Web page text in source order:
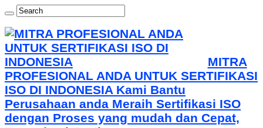
MITRA
PROFESIONAL ANDA UNTUK SERTIFIKASI
ISO DI INDONESIA Kami Bantu
Perusahaan anda Meraih Sertifikasi ISO
dengan Proses yang mudah dan Cepat,